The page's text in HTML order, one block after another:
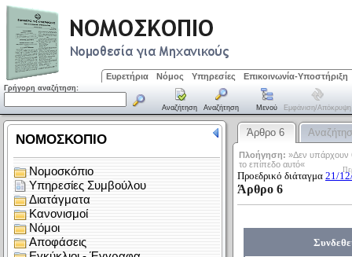
Ευρετήρια Νόμος Υπηρεσίες Επικοινωνία-Υποστήριξη
Γρήγορη αναζήτηση:
Αναζήτηση Αναζήτηση Μενού Εμφάνιση/απόκρυψη
Άρθρο 6